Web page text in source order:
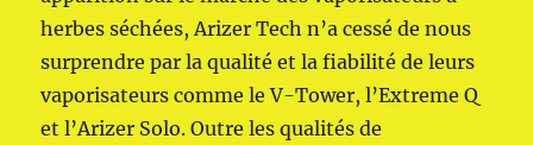
herbes séchées, Arizer Tech n’a cessé de nous
surprendre par la qualité et la fiabilité de leurs
vaporisateurs comme le V-Tower, l’Extreme Q
et l’Arizer Solo. Outre les qualités de